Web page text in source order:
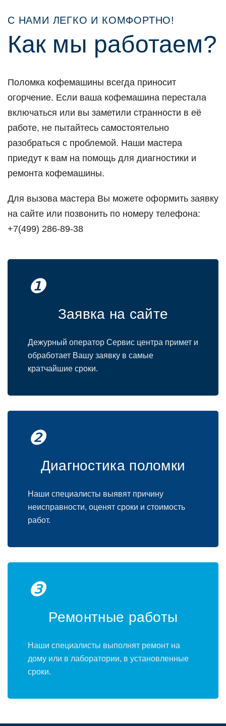
С НАМИ ЛЕГКО И КОМФОРТНО!
Как мы работаем?
Поломка кофемашины всегда приносит
огорчение. Если ваша кофемашина перестала
включаться или вы заметили странности в её
работе, не пытайтесь самостоятельно
разобраться с проблемой. Наши мастера
приедут к вам на помощь для диагностики и
ремонта кофемашины.
Для вызова мастера Вы можете оформить заявку
на сайте или позвонить по номеру телефона:
+7(499) 286-89-38
❶
Заявка на сайте
Дежурный оператор Сервис центра примет и
обработает Вашу заявку в самые
кратчайшие сроки.
❷
Диагностика поломки
Наши специалисты выявят причину
неисправности, оценят сроки и стоимость
работ.
❸
Ремонтные работы
Наши специалисты выполнят ремонт на
дому или в лаборатории, в установленные
сроки.